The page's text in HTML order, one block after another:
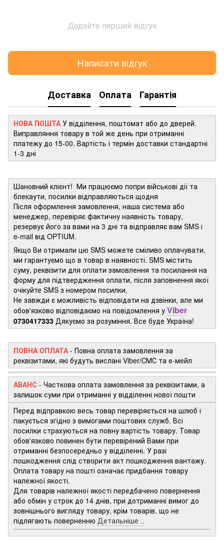
Додайте перший відгук
Написати відгук
Доставка Оплата Гарантія
НОВА ПОШТА У відділення, поштомат або до дверей.
Виправляння товару в той же день при отриманні
платежу до 15-00. Вартість і термін доставки стандартні
1-3 дні
Шановний клієнт! Ми працюємо попри військові дії та
блекаути, посилки відправляються щодня
Після оформлення замовлення, наша система або
менеджер, перевіряє фактичну наявність товару,
резервує його за вами на 3 дні та відправляє вам SMS і
e-mail від OPTIUM.
Якщо Ви отримали цю SMS можете сміливо оплачувати,
ми гарантуємо що в товар в наявності. SMS містить
суму, реквізити для оплати замовлення та посилання на
форму для підтвердження оплати, після заповнення якої
очікуйте SMS з номером посилки.
Не завжди є можливість відповідати на дзвінки, але ми
обов'язково відповідаємо на повідомлення у Viber
0730417333 Дякуємо за розуміння. Все буде Україна!
ПОВНА ОПЛАТА - Повна оплата замовлення за
реквізитами, які будуть вислані Viber/СМС та е-мейл
АВАНС - Часткова оплата замовлення за реквізитами, а
залишок суми при отриманні у відділенні нової пошти
Перед відправкою весь товар перевіряється на шлюб і
пакується згідно з вимогами поштових служб. Всі
посилки страхуються на повну вартість товару. Товар
обов'язково повинен бути перевірений Вами при
отриманні безпосередньо у відділенні. У разі
пошкодження слід створити акт пошкодження вантажу.
Оплата товару на пошті означає придбання товару
належної якості.
Для товарів належної якості передбачено повернення
або обмін у строк до 14 днів, при дотриманні вимог до
зовнішнього вигляду товару, крім товарів, що не
підлягають поверненню Детальніше ..